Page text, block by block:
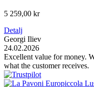
5 259,00 kr
Detalj
Georgi Iliev
24.02.2026
Excellent value for money.
what the customer receives.